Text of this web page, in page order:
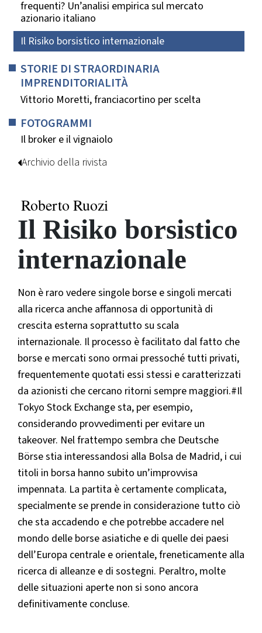
frequenti? Un’analisi empirica sul mercato
azionario italiano
Il Risiko borsistico internazionale
STORIE DI STRAORDINARIA
IMPRENDITORIALITÀ
Vittorio Moretti, franciacortino per scelta
FOTOGRAMMI
Il broker e il vignaiolo
Archivio della rivista
Roberto Ruozi
Il Risiko borsistico
internazionale
Non è raro vedere singole borse e singoli mercati
alla ricerca anche affannosa di opportunità di
crescita esterna soprattutto su scala
internazionale. Il processo è facilitato dal fatto che
borse e mercati sono ormai pressoché tutti privati,
frequentemente quotati essi stessi e caratterizzati
da azionisti che cercano ritorni sempre maggiori.#Il
Tokyo Stock Exchange sta, per esempio,
considerando provvedimenti per evitare un
takeover. Nel frattempo sembra che Deutsche
Börse stia interessandosi alla Bolsa de Madrid, i cui
titoli in borsa hanno subito un’improvvisa
impennata. La partita è certamente complicata,
specialmente se prende in considerazione tutto ciò
che sta accadendo e che potrebbe accadere nel
mondo delle borse asiatiche e di quelle dei paesi
dell’Europa centrale e orientale, freneticamente alla
ricerca di alleanze e di sostegni. Peraltro, molte
delle situazioni aperte non si sono ancora
definitivamente concluse.